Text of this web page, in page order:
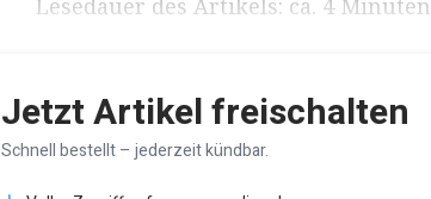
Lesedauer des Artikels: ca. 4 Minuten
Jetzt Artikel freischalten
Schnell bestellt – jederzeit kündbar.